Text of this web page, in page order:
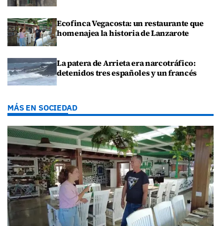
Ecofinca Vegacosta: un restaurante que
homenajea la historia de Lanzarote
La patera de Arrieta era narcotráfico:
detenidos tres españoles y un francés
MÁS EN SOCIEDAD